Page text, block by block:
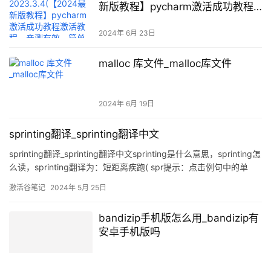
新版教程】pycharm激活成功教程
2024年 6月 23日
malloc 库文件_malloc库文件
2024年 6月 19日
sprinting翻译_sprinting翻译中文
sprinting翻译_sprinting翻译中文sprinting是什么意思，sprinting怎
么读，sprinting翻译为：短距离疾跑( spr提示：点击例句中的单
sprinting forward .你们是我继续冲刺很大的动力。I
激活谷笔记 2024年 5月 25日
bandizip手机版怎么用_bandizip有
安卓手机版吗